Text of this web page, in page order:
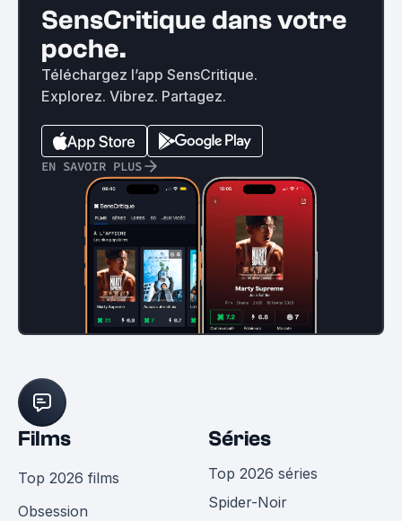
SensCritique dans votre
poche.
Téléchargez l’app SensCritique.
Explorez. Vibrez. Partagez.
EN SAVOIR PLUS
Films
Top 2026 films
Obsession
Séries
Top 2026 séries
Spider-Noir